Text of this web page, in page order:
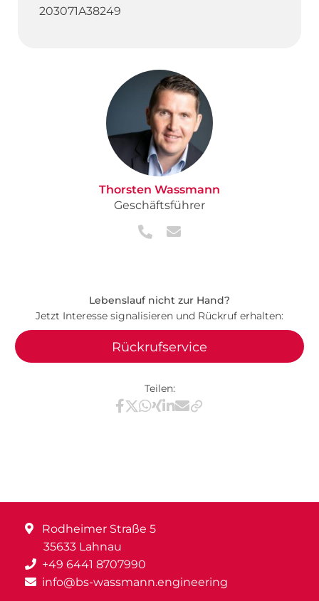
203071A38249
Thorsten Wassmann
Geschäftsführer
Lebenslauf nicht zur Hand?
Jetzt Interesse signalisieren und Rückruf erhalten:
Rückrufservice
Teilen:
Teilen via Facebook
Teilen via X / Twitter
Teilen via WhatsApp
Teilen via Xing
Teilen via LinkedIn
Teilen via E-Mail
Rodheimer Straße 5
35633 Lahnau
+49 6441 8707990
info@bs-wassmann.engineering